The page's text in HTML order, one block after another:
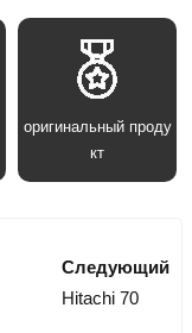
оригинальный проду
кт
Следующий
Hitachi 70